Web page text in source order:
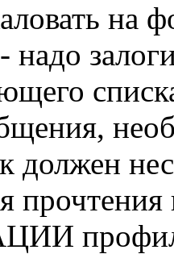
на
надо
профиль